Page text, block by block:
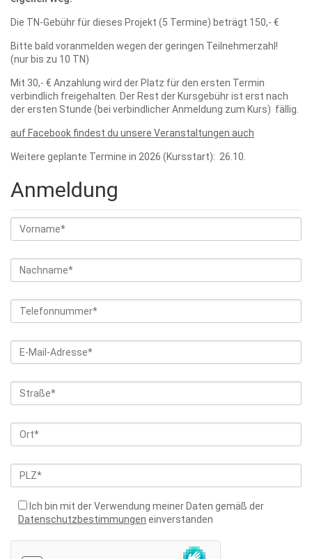
Die TN-Gebühr für dieses Projekt (5 Termine) beträgt 150,- €
Bitte bald voranmelden wegen der geringen Teilnehmerzahl!
(nur bis zu 10 TN)
Mit 30,- € Anzahlung wird der Platz für den ersten Termin
verbindlich freigehalten. Der Rest der Kursgebühr ist erst nach
der ersten Stunde (bei verbindlicher Anmeldung zum Kurs) fällig.
auf Facebook findest du unsere Veranstaltungen auch
Weitere geplante Termine in 2026 (Kursstart): 26.10.
Anmeldung
Ich bin mit der Verwendung meiner Daten gemäß der
Datenschutzbestimmungen einverstanden